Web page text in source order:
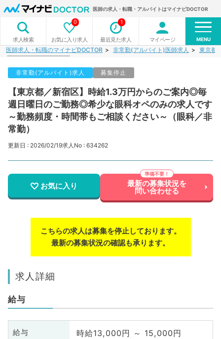
医師の求人・転職・アルバイトはマイナビDOCTOR
求人検索 お気に入り求人
0
最近見た求人
1
マイページ MENU
医師求人・転職のマイナビDOCTOR 非常勤(アルバイト)医師求人 東京都
非常勤(アルバイト)求人 募集停止
【東京都／新宿区】時給1.3万円からのご案内◎毎
週日曜日のご勤務◎希少な眼科オペのみの求人です
～勤務頻度・時間帯もご相談ください～（眼科／非
常勤）
更新日 : 2026/02/19求人No : 634262
お気に入り 最新の募集状況を
問い合わせる
こちらの求人は募集を停止しております。
最新の募集状況の確認も承ります。
求人詳細
給与
給与 時給13,000円 ～ 15,000円